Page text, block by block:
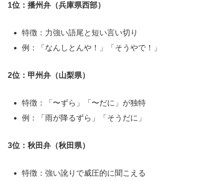
1位：播州弁（兵庫県西部）
特徴：力強い語尾と短い言い切り
例：「なんしとんや！」「そうやで！」
2位：甲州弁（山梨県）
特徴：「〜ずら」「〜だに」が独特
例：「雨が降るずら」「そうだに」
3位：秋田弁（秋田県）
特徴：強い訛りで威圧的に聞こえる